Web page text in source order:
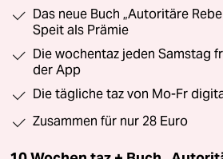
Das neue Buch „Autoritäre
Speit als Prämie
Die wochentaz jeden Samstag
der App
Die tägliche taz von Mo-Fr
Zusammen für nur 28 Euro